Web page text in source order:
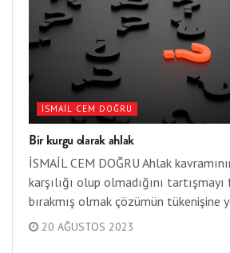
İSMAIL CEM DOĞRU
Bir kurgu olarak ahlak
İSMAİL CEM DOĞRU Ahlak
karşılığı olup olmadığını
bırakmış olmak çözümün tükenişine
20 AĞUSTOS 2023